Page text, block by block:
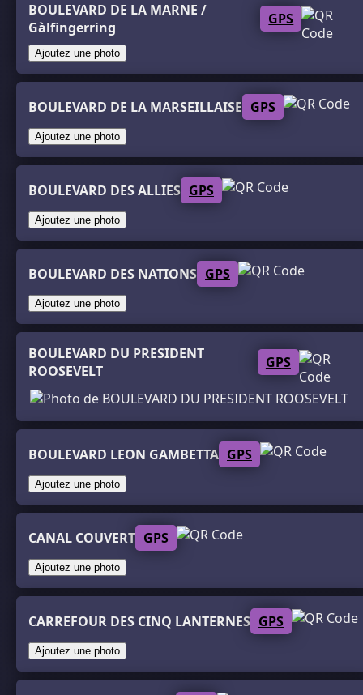
BOULEVARD DE LA MARNE /
Gàlfingerring
GPS
Ajoutez une photo
BOULEVARD DE LA MARSEILLAISE GPS
Ajoutez une photo
BOULEVARD DES ALLIES GPS
Ajoutez une photo
BOULEVARD DES NATIONS GPS
Ajoutez une photo
BOULEVARD DU PRESIDENT
ROOSEVELT
GPS
BOULEVARD LEON GAMBETTA GPS
Ajoutez une photo
CANAL COUVERT GPS
Ajoutez une photo
CARREFOUR DES CINQ LANTERNES GPS
Ajoutez une photo